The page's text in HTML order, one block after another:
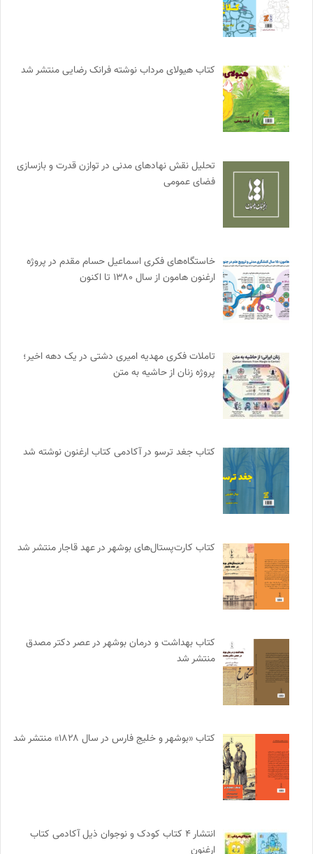
کتاب هیولای مرداب نوشته فرانک رضایی منتشر شد
تحلیل نقش نهادهای مدنی در توازن قدرت و بازسازی
فضای عمومی
خاستگاه‌های فکری اسماعیل حسام مقدم در پروژه
ارغنون هامون از سال ۱۳۸۰ تا اکنون
تاملات فکری مهدیه امیری دشتی در یک دهه اخیر؛
پروژه زنان از حاشیه به متن
کتاب جغد ترسو در آکادمی کتاب ارغنون نوشته شد
کتاب کارت‌پستال‌های بوشهر در عهد قاجار منتشر شد
کتاب بهداشت و درمان بوشهر در عصر دکتر مصدق
منتشر شد
کتاب «بوشهر و خلیج فارس در سال ۱۸۲۸» منتشر شد
انتشار ۴ کتاب کودک و نوجوان ذیل آکادمی کتاب
ارغنون